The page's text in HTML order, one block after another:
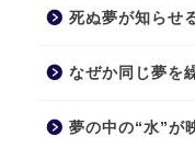
死ぬ夢が知らせ
なぜか同じ夢を
夢の中の“水”が